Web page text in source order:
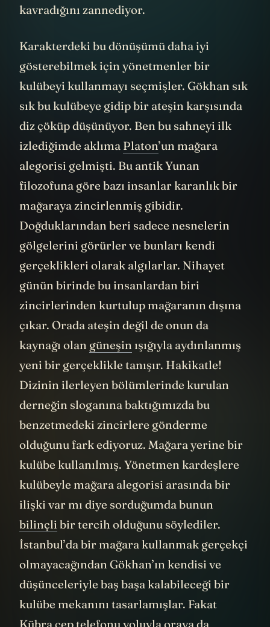
şeylerin anlamını ve özünü derinlemesine
Karakterdeki bu dönüşümü daha iyi
gösterebilmek için yönetmenler bir
kulübeyi kullanmayı seçmişler. Gökhan sık
sık bu kulübeye gidip bir ateşin karşısında
diz çöküp düşünüyor. Ben bu sahneyi ilk
izlediğimde aklımaPlaton’un mağara
alegorisi gelmişti. Bu antik Yunan
filozofuna göre bazı insanlar karanlık bir
mağaraya zincirlenmiş gibidir.
Doğduklarından beri sadece nesnelerin
gölgelerini görürler ve bunları kendi
gerçeklikleri olarak algılarlar. Nihayet
günün birinde bu insanlardan biri
zincirlerinden kurtulup mağaranın dışına
çıkar. Orada ateşin değil de onun da
kaynağı olangüneşinışığıyla aydınlanmış
yeni bir gerçeklikle tanışır. Hakikatle!
Dizinin ilerleyen bölümlerinde kurulan
derneğin sloganına baktığımızda bu
benzetmedeki zincirlere gönderme
olduğunu fark ediyoruz. Mağara yerine bir
kulübe kullanılmış. Yönetmen kardeşlere
kulübeyle mağara alegorisi arasında bir
ilişki var mı diye sorduğumda bunun
bilinçlibir tercih olduğunu söylediler.
İstanbul’da bir mağara kullanmak gerçekçi
olmayacağından Gökhan’ın kendisi ve
düşünceleriyle baş başa kalabileceği bir
kulübe mekanını tasarlamışlar. Fakat